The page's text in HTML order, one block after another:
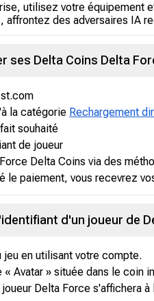
utilisez votre
des adversaires IA
ses Delta Coins Delta
la catégorie Rechargement
souhaité
de joueur
Delta Coins via des
le paiement, vous recevrez
d'un joueur de
jeu en utilisant votre compte.
« Avatar » située dans le coin
Delta Force s'affichera à